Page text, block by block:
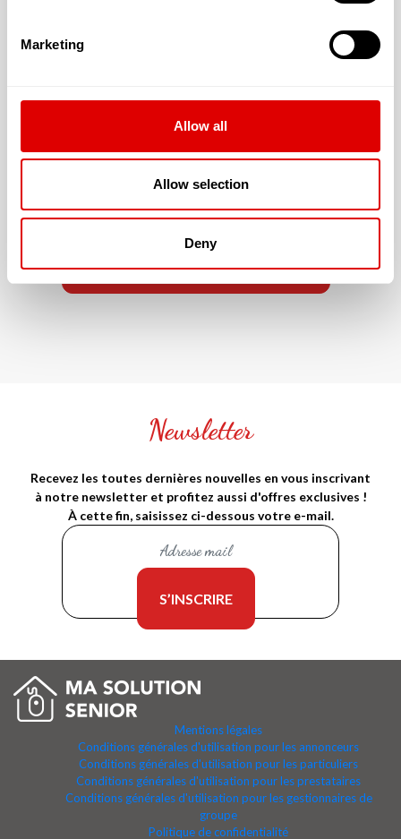
Marketing
Allow all
Allow selection
Deny
RÉSIDENCE SÉNIOR QUI ME
Newsletter
Recevez les toutes dernières nouvelles en vous inscrivant
à notre newsletter et profitez aussi d'offres exclusives !
À cette fin, saisissez ci-dessous votre e-mail.
Mentions légales
Conditions générales d'utilisation pour les annonceurs
Conditions générales d'utilisation pour les particuliers
Conditions générales d'utilisation pour les prestataires
Conditions générales d'utilisation pour les gestionnaires de
groupe
Politique de confidentialité